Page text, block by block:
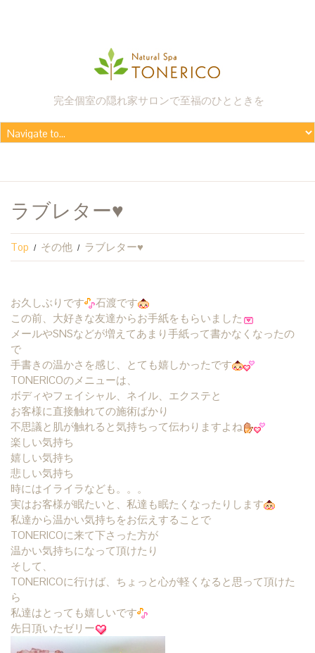
完全個室の隠れ家サロンで至福のひとときを
ラブレター♥
Top その他 ラブレター♥
お久しぶりです
石渡です
この前、大好きな友達からお手紙をもらいました
メールやSNSなどが増えてあまり手紙って書かなくなったの
で
手書きの温かさを感じ、とても嬉しかったです
TONERICOのメニューは、
ボディやフェイシャル、ネイル、エクステと
お客様に直接触れての施術ばかり
不思議と肌が触れると気持ちって伝わりますよね
楽しい気持ち
嬉しい気持ち
悲しい気持ち
時にはイライラなども。。。
実はお客様が眠たいと、私達も眠たくなったりします
私達から温かい気持ちをお伝えすることで
TONERICOに来て下さった方が
温かい気持ちになって頂けたり
そして、
TONERICOに行けば、ちょっと心が軽くなると思って頂けた
ら
私達はとっても嬉しいです
先日頂いたゼリー